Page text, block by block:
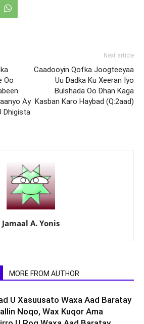
Oo
Ay
Dhigista
Next article
Caadooyin Qofka Joogteeyaa
Uu Dadka Ku Xeeran Iyo
Bulshada Oo Dhan Kaga
Kasban Karo Haybad (Q:2aad)
Jamaal A. Yonis
MORE FROM AUTHOR
U Xasuusato Waxa Aad Baratay
Noqo, Wax Kuqor Ama